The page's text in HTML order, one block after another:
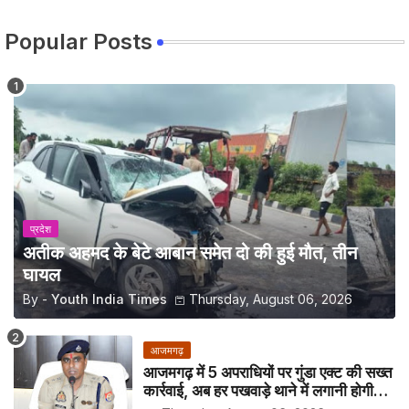
Popular Posts
प्रदेश
अतीक अहमद के बेटे आबान समेत दो की हुई मौत, तीन
घायल
By - Youth India Times Thursday, August 06, 2026
आजमगढ़
आजमगढ़ में 5 अपराधियों पर गुंडा एक्ट की सख्त
कार्रवाई, अब हर पखवाड़े थाने में लगानी होगी